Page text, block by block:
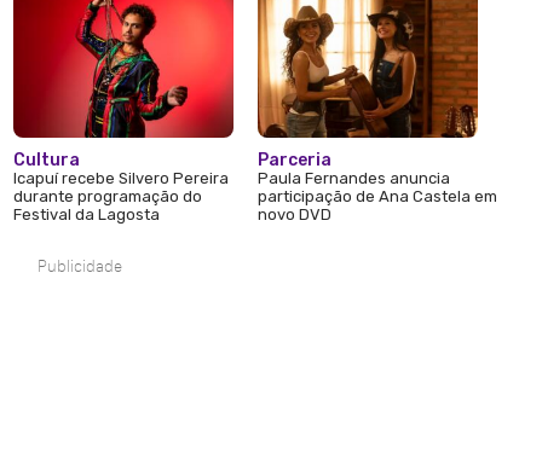
Cultura
Icapuí recebe Silvero Pereira
durante programação do
Festival da Lagosta
Parceria
Paula Fernandes anuncia
participação de Ana Castela em
novo DVD
Publicidade